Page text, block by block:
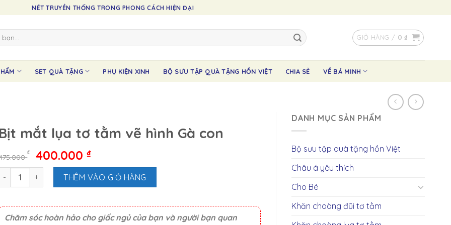
NÉT TRUYỀN THỐNG TRONG PHONG CÁCH HIỆN ĐẠI
GIỎ HÀNG / 0₫
SET QUÀ TẶNG PHỤ KIỆN XINH BỘ SƯU TẬP QUÀ TẶNG HỒN VIỆT CHIA SẺ VỀ BÁ MINH
DANH MỤC SẢN PHẨM
Bộ sưu tập quà tặng hồn Việt
Châu á yêu thích
Cho Bé
Khăn choàng đũi tơ tằm
Bịt mắt lụa tơ tằm vẽ hình Gà con
₫
Giá
gốc
là:
475.000 ₫.
400.000 ₫Giá
hiện
tại
là:
400.000 ₫.
Bịt mắt lụa tơ tằm vẽ hình Gà con số lượng
THÊM VÀO GIỎ HÀNG
Chăm sóc hoàn hảo cho giấc ngủ của bạn và người bạn quan